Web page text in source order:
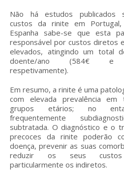
Não há estudos publicados
custos da rinite em
Espanha sabe-se que esta
responsável por custos diretos
elevados, atingindo um total
doente/ano (584€ e
respetivamente).
Em resumo, a rinite é uma
com elevada prevalência em
grupos etários; no
frequentemente
subtratada. O diagnóstico e o
precoces da rinite poderão
doença, prevenir as suas
reduzir os seus
particularmente os indiretos.